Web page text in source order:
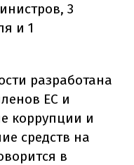
3
и 1
разработана
ЕС и
коррупции и
средств на
в